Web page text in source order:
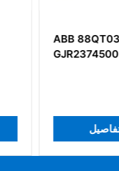
ABB 88QT03C-E
GJR2374500R2111
عرض التفاصيل